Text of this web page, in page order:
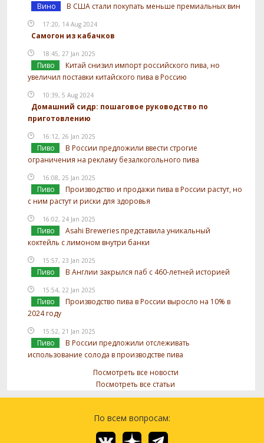
Вино В США стали покупать меньше премиальных вин
17:20, 14 Aug 2024
Самогон из кабачков
18:45, 27 Jan 2025
Пиво
Китай снизил импорт российского пива, но
увеличил поставки китайского пива в Россию
10:39, 5 Aug 2024
Домашний сидр: пошаговое руководство по
приготовлению
16:12, 26 Jan 2025
Пиво
В России предложили ввести строгие
ограничения на рекламу безалкогольного пива
16:08, 25 Jan 2025
Пиво
Производство и продажи пива в России растут, но
с ним растут и риски для здоровья
16:02, 24 Jan 2025
Пиво
Asahi Breweries представила уникальный
коктейль с лимоном внутри банки
15:57, 23 Jan 2025
Пиво В Англии закрылся паб с 460-летней историей
15:54, 22 Jan 2025
Пиво
Производство пива в России выросло на 10% в
2024 году
15:52, 21 Jan 2025
Пиво
В России предложили отслеживать
использование солода в производстве пива
Посмотреть все новости
Посмотреть все статьи
По всем вопросам: